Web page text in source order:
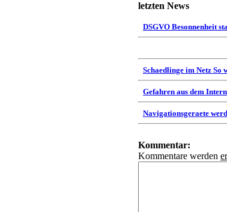
letzten News
DSGVO Besonnenheit
Schaedlinge im Netz So
Gefahren aus dem
Navigationsgeraete
Kommentar:
Kommentare werden